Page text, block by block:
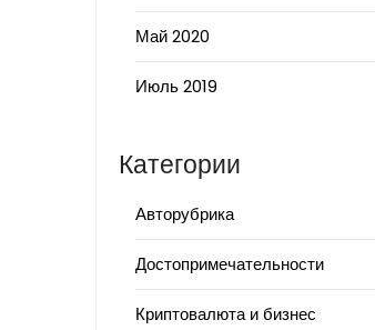
Май 2020
Июль 2019
Категории
Авторубрика
Достопримечательности
Криптовалюта и бизнес